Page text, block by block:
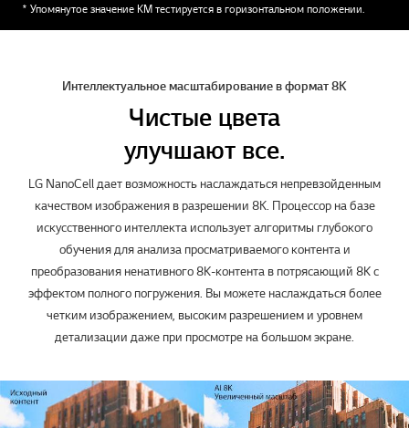
* Упомянутое значение КМ тестируется в горизонтальном положении.
Интеллектуальное масштабирование в формат 8К
Чистые цвета
улучшают все.
LG NanoCell дает возможность наслаждаться непревзойденным
качеством изображения в разрешении 8К. Процессор на базе
искусственного интеллекта использует алгоритмы глубокого
обучения для анализа просматриваемого контента и
преобразования ненативного 8K-контента в потрясающий 8K с
эффектом полного погружения. Вы можете наслаждаться более
четким изображением, высоким разрешением и уровнем
детализации даже при просмотре на большом экране.